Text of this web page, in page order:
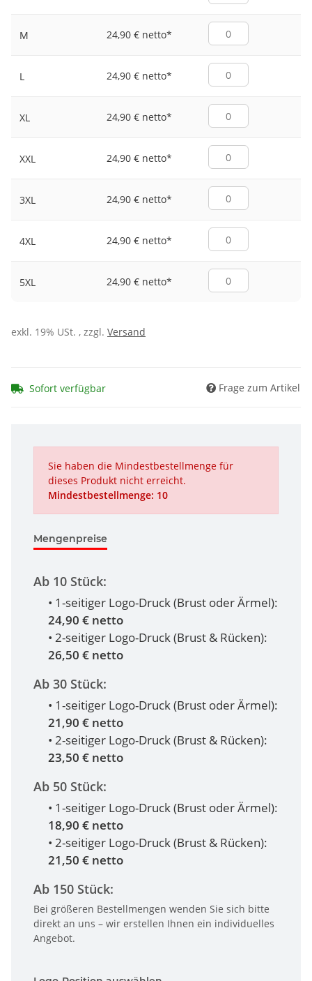
M 24,90 € netto*
L 24,90 € netto*
XL 24,90 € netto*
XXL 24,90 € netto*
3XL 24,90 € netto*
4XL 24,90 € netto*
5XL 24,90 € netto*
exkl. 19% USt. , zzgl. Versand
Sofort verfügbar Frage zum Artikel
Sie haben die Mindestbestellmenge für
dieses Produkt nicht erreicht.
Mindestbestellmenge: 10
Mengenpreise
Ab 10 Stück:
• 1-seitiger Logo-Druck (Brust oder Ärmel):
24,90 € netto
• 2-seitiger Logo-Druck (Brust & Rücken):
26,50 € netto
Ab 30 Stück:
• 1-seitiger Logo-Druck (Brust oder Ärmel):
21,90 € netto
• 2-seitiger Logo-Druck (Brust & Rücken):
23,50 € netto
Ab 50 Stück:
• 1-seitiger Logo-Druck (Brust oder Ärmel):
18,90 € netto
• 2-seitiger Logo-Druck (Brust & Rücken):
21,50 € netto
Ab 150 Stück:
Bei größeren Bestellmengen wenden Sie sich bitte
direkt an uns – wir erstellen Ihnen ein individuelles
Angebot.